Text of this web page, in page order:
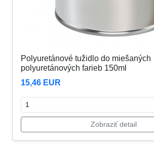
Polyuretánové tužidlo do miešaných
polyuretánových farieb 150ml
15,46 EUR
Zobraziť detail